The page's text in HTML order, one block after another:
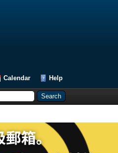
Calendar Help